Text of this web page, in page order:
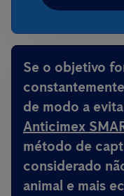
Se o objetivo
de modo a
Anticimex
método de
considerado
animal e mais